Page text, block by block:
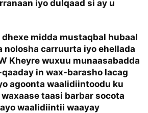
iyo dulqaad si ay u
dhexe midda mustaqbal hubaal
nolosha carruurta iyo ehellada
Kheyre wuxuu munaasabadda
in wax-barasho lacag
agoonta waalidiintoodu ku
taasi barbar socota
waalidiintii waayay